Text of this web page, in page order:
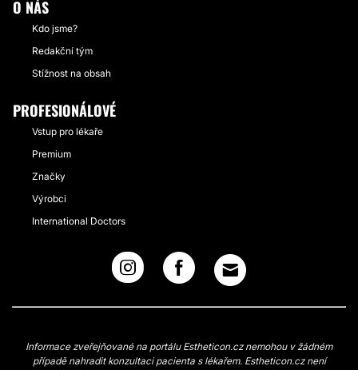
O NÁS
Kdo jsme?
Redakční tým
Stížnost na obsah
PROFESIONÁLOVÉ
Vstup pro lékaře
Premium
Značky
Výrobci
International Doctors
Informace zveřejňované na portálu Estheticon.cz nemohou v žádném
případě nahradit konzultaci pacienta s lékařem. Estheticon.cz není